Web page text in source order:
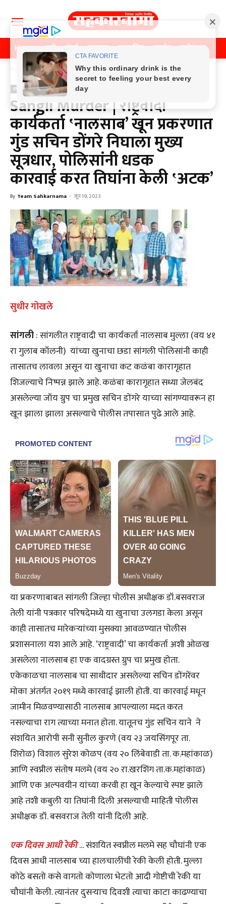
Home पुणे मुंबई महाराष्ट्र राजकीय क्राईम मनोरंजन
Home क्राईम
क्राईम
Sangli Murder | राष्ट्रवादी
कार्यकर्ता ‛नालसाब’ खून प्रकरणात
गुंड सचिन डोंगरे निघाला मुख्य
सूत्रधार, पोलिसांनी धडक
कारवाई करत तिघांना केली ‛अटक’
By Team Sahkarnama - जून 19, 2023
सुधीर गोखले
सांगली: सांगलीत राष्ट्रवादी चा कार्यकर्ता नालसाब मुल्ला (वय ४१
रा गुलाब कॉलनी) यांच्या खुनाचा छडा सांगली पोलिसांनी काही
तासातच लावला असून या खुनाचा कट कळंबा कारागृहात
शिजल्याचे निष्पन्न झाले आहे. कळंबा कारागृहात सध्या जेलबंद
असलेल्या जॉय ग्रुप चा प्रमुख सचिन डोंगरे याच्या सांगण्यावरून हा
खून झाला झाला असल्याचे पोलीस तपासात पुढे आले आहे.
या प्रकरणाबाबत सांगली जिल्हा पोलीस अधीक्षक डॉ.बसवराज
तेली यांनी पत्रकार परिषदेमध्ये या खुनाचा उलगडा केला असून
काही तासातच मारेकऱ्यांच्या मुसक्या आवळण्यात पोलीस
प्रशासनाला यश आले आहे. ‘राष्ट्रवादी’ चा कार्यकर्ता अशी ओळख
असलेला नालसाब हा एक वादग्रस्त ग्रुप चा प्रमुख होता.
एकेकाळचा नालसाब चा साथीदार असलेल्या सचिन डोंगरेंवर
मोका अंतर्गत २०१९ मध्ये कारवाई झाली होती. या कारवाई मधून
जामीन मिळवण्यासाठी नालसाब आपल्याला मदत करत
नसल्याचा राग त्याच्या मनात होता. यातूनच गुंड सचिन याने ने
संशयित आरोपी सनी सुनील कुरणे (वय २३ जयसिंगपूर ता.
शिरोळ) विशाल सुरेश कोळप (वय २० लिंबेवाडी ता. क.महांकाळ)
आणि स्वप्नील संतोष मलमे (वय २० रा.खरशिंग ता.क.महांकाळ)
आणि एक अल्पवयीन यांच्या करवी हा खून केल्याचे स्पष्ट झाले
आहे तशी कबुली या तिघांनी दिली असल्याची माहिती पोलीस
अधीक्षक डॉ. बसवराज तेली यांनी दिली आहे.
एक दिवस आधी रेकी… संशयित स्वप्नील मलमे सह चौघांनी एक
दिवस आधी नालसाब च्या हालचालींची रेकी केली होती. मुल्ला
कोठे बसतो कसे वागतो कोणाला भेटतो आदी गोष्टीची रेकी या
चौघांनी केली. त्यानंतर दुसऱ्याच दिवशी त्याचा काटा काढण्याचा